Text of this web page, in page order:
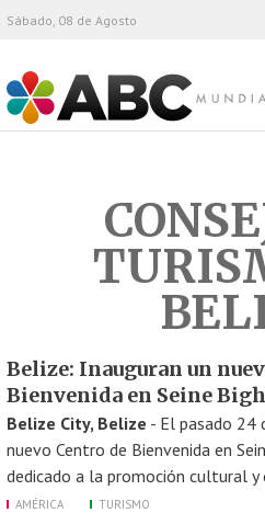
ABC Mundial
Sábado, 08 de Agosto
Belize: Inauguran un
Bienvenida en Seine
Belize City, Belize - El pasado 24
nuevo Centro de Bienvenida en
dedicado a la promoción cultural
AMÉRICA TURISMO